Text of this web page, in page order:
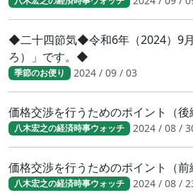
◆二十四節気◆令和6年（2024）9
ろ）」です。◆
季節のお便り 2024 / 09 / 03
価格交渉を行うためのポイント（後
八木宏之の経済時事ウォッチ 2024 / 08 /
価格交渉を行うためのポイント（前
八木宏之の経済時事ウォッチ 2024 / 08 /